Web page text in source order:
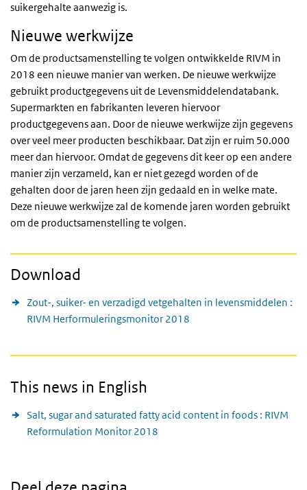
suikergehalte aanwezig is.
Nieuwe werkwijze
Om de productsamenstelling te volgen ontwikkelde RIVM in
2018 een nieuwe manier van werken. De nieuwe werkwijze
gebruikt productgegevens uit de Levensmiddelendatabank.
Supermarkten en fabrikanten leveren hiervoor
productgegevens aan. Door de nieuwe werkwijze zijn gegevens
over veel meer producten beschikbaar. Dat zijn er ruim 50.000
meer dan hiervoor. Omdat de gegevens dit keer op een andere
manier zijn verzameld, kan er niet gezegd worden of de
gehalten door de jaren heen zijn gedaald en in welke mate.
Deze nieuwe werkwijze zal de komende jaren worden gebruikt
om de productsamenstelling te volgen.
Download
Zout-, suiker- en verzadigd vetgehalten in levensmiddelen :
RIVM Herformuleringsmonitor 2018
This news in English
Salt, sugar and saturated fatty acid content in foods : RIVM
Reformulation Monitor 2018